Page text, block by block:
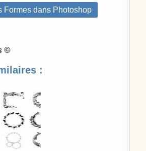
Formes dans Photoshop
©
: